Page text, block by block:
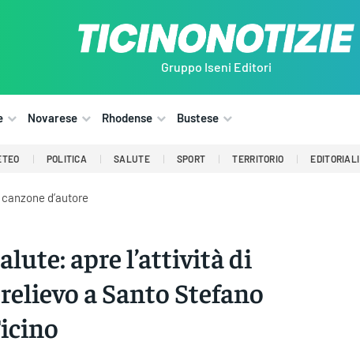
Gruppo Iseni Editori
Novarese Rhodense Bustese
POLITICA SALUTE SPORT TERRITORIO EDITORIALI
d’autore
apre l’attività di
a Santo Stefano